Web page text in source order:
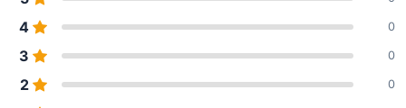
4 0
3 0
2 0